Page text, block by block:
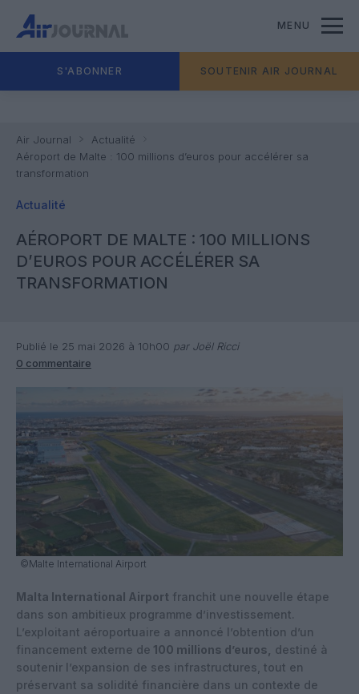
MENU
S'ABONNER SOUTENIR AIR JOURNAL
Air Journal
Actualité
Aéroport de Malte : 100 millions d’euros pour accélérer sa
transformation
Actualité
AÉROPORT DE MALTE : 100 MILLIONS
D’EUROS POUR ACCÉLÉRER SA
TRANSFORMATION
Publié le 25 mai 2026 à 10h00 par Joël Ricci
0 commentaire
©Malte International Airport
Malta International Airport franchit une nouvelle étape
dans son ambitieux programme d’investissement.
L’exploitant aéroportuaire a annoncé l’obtention d’un
financement externe de 100 millions d’euros,
destiné à
soutenir l’expansion de ses infrastructures, tout en
préservant sa solidité financière dans un contexte de